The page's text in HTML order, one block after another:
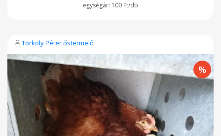
100 Ft/db
Törköly Péter őstermelő